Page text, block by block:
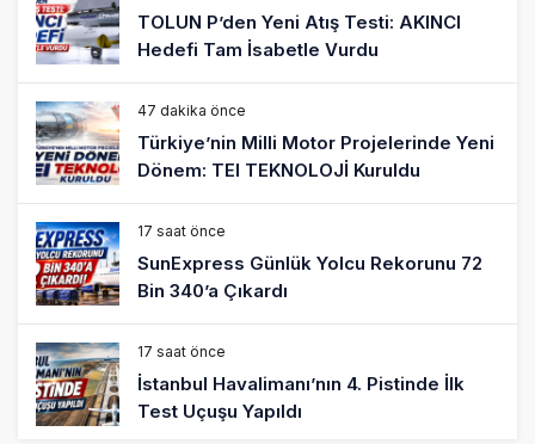
TOLUN P’den Yeni Atış Testi: AKINCI
Hedefi Tam İsabetle Vurdu
47 dakika önce
Türkiye’nin Milli Motor Projelerinde Yeni
Dönem: TEI TEKNOLOJİ Kuruldu
17 saat önce
SunExpress Günlük Yolcu Rekorunu 72
Bin 340’a Çıkardı
17 saat önce
İstanbul Havalimanı’nın 4. Pistinde İlk
Test Uçuşu Yapıldı